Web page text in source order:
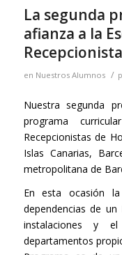
La segunda
afianza a la
en Nuestros Alumnos /
Nuestra segunda
programa
Recepcionistas de
Islas Canarias,
metropolitana de
En esta ocasión
dependencias de
instalaciones y
departamentos